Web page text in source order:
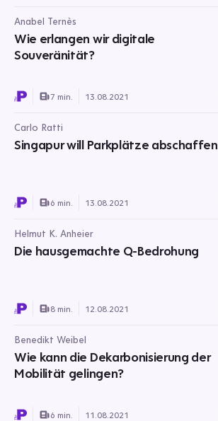
Anabel Ternès
Wie erlangen wir digitale
Souveränität?
7 min. 13.08.2021
Carlo Ratti
Singapur will Parkplätze abschaffen
6 min. 13.08.2021
Helmut K. Anheier
Die hausgemachte Q-Bedrohung
8 min. 12.08.2021
Benedikt Weibel
Wie kann die Dekarbonisierung der
Mobilität gelingen?
6 min. 11.08.2021